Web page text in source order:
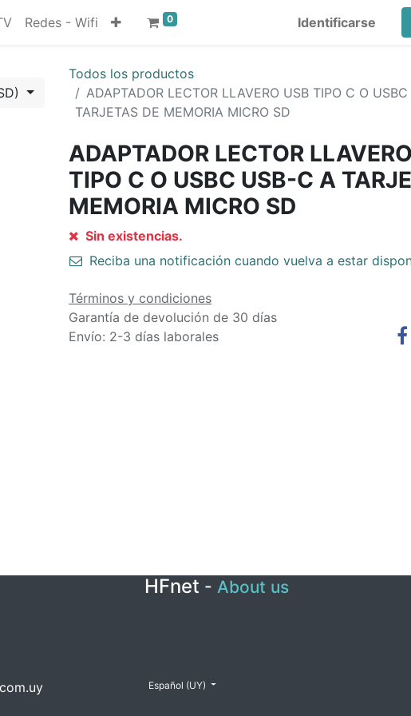
Redes - Wifi 0 Identificarse
Todos los productos
ADAPTADOR LECTOR LLAVERO USB TIPO C O
TARJETAS DE MEMORIA MICRO SD
ADAPTADOR LECTOR
TIPO C O USBC USB-C A
MEMORIA MICRO SD
Sin existencias.
Reciba una notificación cuando vuelva a estar
Términos y condiciones
Garantía de devolución de 30 días
Envío: 2-3 días laborales
HFnet - About us
Español (UY)